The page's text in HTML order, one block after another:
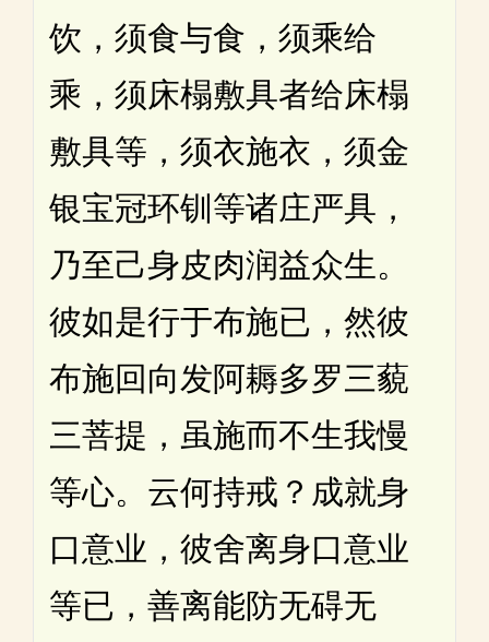
饮，须食与食，须乘给
乘，须床榻敷具者给床榻
敷具等，须衣施衣，须金
银宝冠环钏等诸庄严具，
乃至己身皮肉润益众生。
彼如是行于布施已，然彼
布施回向发阿耨多罗三藐
三菩提，虽施而不生我慢
等心。云何持戒？成就身
口意业，彼舍离身口意业
等已，善离能防无碍无